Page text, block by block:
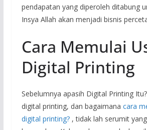
pendapatan yang diperoleh ditabung
Insya Allah akan menjadi bisnis
Cara Memulai
Digital Printing
Sebelumnya apasih Digital Printing
digital printing, dan bagaimana cara
digital printing?, tidak lah serumit